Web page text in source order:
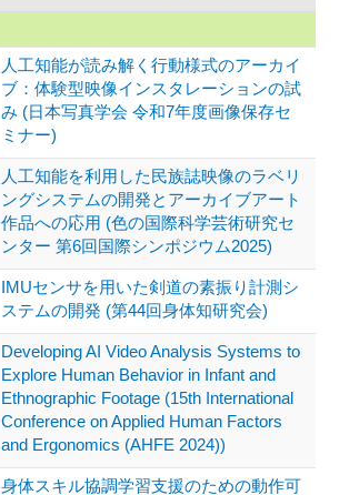
人工知能が読み解く行動様式のアーカイ
ブ：体験型映像インスタレーションの試
み (日本写真学会 令和7年度画像保存セ
ミナー)
人工知能を利用した民族誌映像のラベリ
ングシステムの開発とアーカイブアート
作品への応用 (色の国際科学芸術研究セ
ンター 第6回国際シンポジウム2025)
IMUセンサを用いた剣道の素振り計測シ
ステムの開発 (第44回身体知研究会)
Developing AI Video Analysis Systems to
Explore Human Behavior in Infant and
Ethnographic Footage (15th International
Conference on Applied Human Factors
and Ergonomics (AHFE 2024))
身体スキル協調学習支援のための動作可